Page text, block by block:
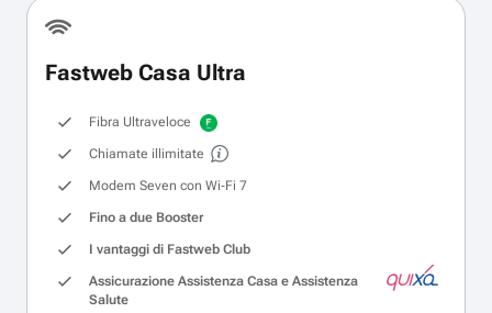
Fastweb Casa Ultra
Fibra Ultraveloce
Chiamate illimitate
Modem Seven con Wi‑Fi 7
Fino a due Booster
I vantaggi di Fastweb Club
Assicurazione Assistenza Casa e Assistenza
Salute